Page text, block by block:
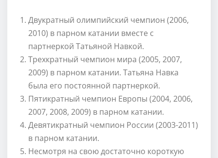
Двукратный олимпийский чемпион (2006,
2010) в парном катании вместе с
партнеркой Татьяной Навкой.
Трехкратный чемпион мира (2005, 2007,
2009) в парном катании. Татьяна Навка
была его постоянной партнеркой.
Пятикратный чемпион Европы (2004, 2006,
2007, 2008, 2009) в парном катании.
Девятикратный чемпион России (2003-2011)
в парном катании.
Несмотря на свою достаточно короткую